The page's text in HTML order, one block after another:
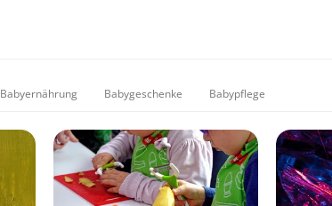
Babyernährung Babygeschenke Babypflege